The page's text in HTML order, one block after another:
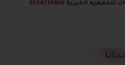
الخيرية 0556723860